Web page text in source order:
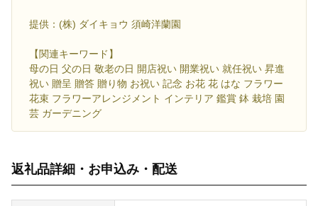
提供：(株) ダイキョウ 須崎洋蘭園
【関連キーワード】
母の日 父の日 敬老の日 開店祝い 開業祝い 就任祝い 昇進
祝い 贈呈 贈答 贈り物 お祝い 記念 お花 花 はな フラワー
花束 フラワーアレンジメント インテリア 鑑賞 鉢 栽培 園
芸 ガーデニング
返礼品詳細・お申込み・配送